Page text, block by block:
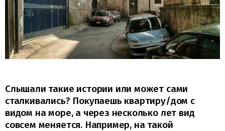
Слышали такие истории или может сами
сталкивались? Покупаешь квартиру/дом с
видом на море, а через несколько лет вид
совсем меняется. Например, на такой